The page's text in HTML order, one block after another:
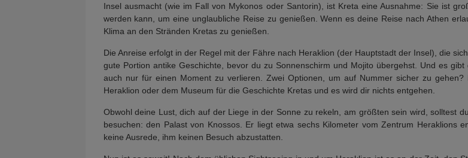
Insel ausmacht (wie im Fall von Mykonos oder Santorin), ist Kreta eine Ausnahme: Sie ist
werden kann, um eine unglaubliche Reise zu genießen. Wenn es deine Reise nach Athen
Klima an den Stränden Kretas zu genießen.
Die Anreise erfolgt in der Regel mit der Fähre nach Heraklion (der Hauptstadt der Insel), die
gute Portion antike Geschichte, bevor du zu Sonnenschirm und Mojito übergehst. Und es
auch nur für einen Moment zu verlieren. Zwei Optionen, um auf Nummer sicher zu
Heraklion oder dem Museum für die Geschichte Kretas und es wird dir nichts entgehen.
Obwohl deine Lust, dich auf der Liege in der Sonne zu rekeln, am größten sein wird, solltest
besuchen: den Palast von Knossos. Er liegt etwa sechs Kilometer vom Zentrum Heraklions
keine Ausrede, ihm keinen Besuch abzustatten.